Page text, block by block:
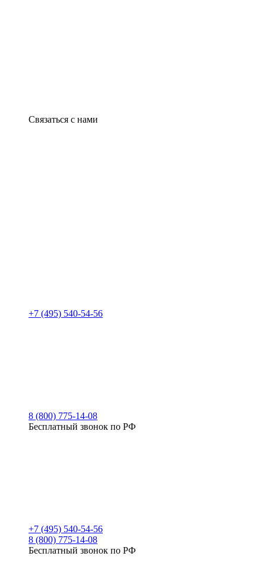
Связаться с нами
+7 (495) 540-54-56
8 (800) 775-14-08
Бесплатный звонок по РФ
+7 (495) 540-54-56
8 (800) 775-14-08
Бесплатный звонок по РФ